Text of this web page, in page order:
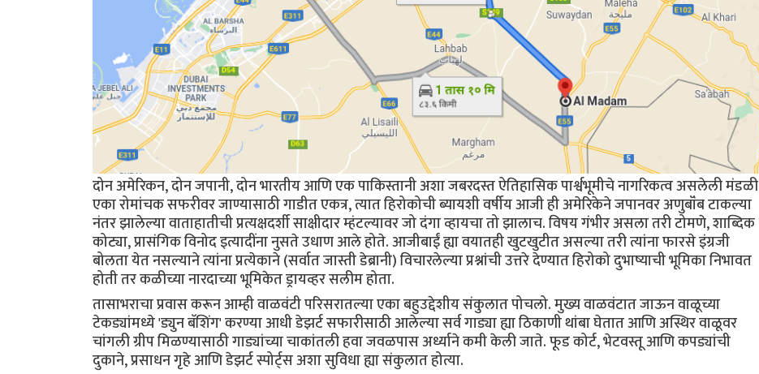
दोन अमेरिकन, दोन जपानी, दोन भारतीय आणि एक पाकिस्तानी अशा जबरदस्त ऐतिहासिक पार्श्वभूमीचे नागरिकत्व असलेली मंडळी
एका रोमांचक सफरीवर जाण्यासाठी गाडीत एकत्र, त्यात हिरोकोची ब्यायशी वर्षीय आजी ही अमेरिकेने जपानवर अणुबॉंब टाकल्या
नंतर झालेल्या वाताहातीची प्रत्यक्षदर्शी साक्षीदार म्हंटल्यावर जो दंगा व्हायचा तो झालाच. विषय गंभीर असला तरी टोमणे, शाब्दिक
कोट्या, प्रासंगिक विनोद इत्यादींना नुसते उधाण आले होते. आजीबाईं ह्या वयातही खुटखुटीत असल्या तरी त्यांना फारसे इंग्रजी
बोलता येत नसल्याने त्यांना प्रत्येकाने (सर्वात जास्ती डेब्रानी) विचारलेल्या प्रश्नांची उत्तरे देण्यात हिरोको दुभाष्याची भूमिका निभावत
होती तर कळीच्या नारदाच्या भूमिकेत ड्रायव्हर सलीम होता.
तासाभराचा प्रवास करून आम्ही वाळवंटी परिसरातल्या एका बहुउद्देशीय संकुलात पोचलो. मुख्य वाळवंटात जाऊन वाळूच्या
टेकड्यांमध्ये 'ड्युन बॅशिंग' करण्या आधी डेझर्ट सफारीसाठी आलेल्या सर्व गाड्या ह्या ठिकाणी थांबा घेतात आणि अस्थिर वाळूवर
चांगली ग्रीप मिळण्यासाठी गाड्यांच्या चाकांतली हवा जवळपास अर्ध्याने कमी केली जाते. फूड कोर्ट, भेटवस्तू आणि कपड्यांची
दुकाने, प्रसाधन गृहे आणि डेझर्ट स्पोर्ट्स अशा सुविधा ह्या संकुलात होत्या.